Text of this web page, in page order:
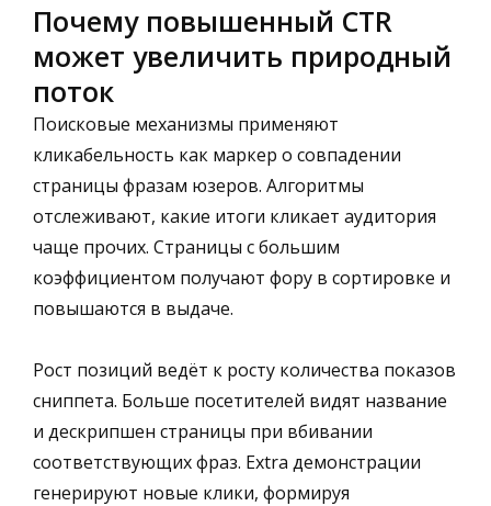
Почему повышенный CTR
может увеличить природный
поток
Поисковые механизмы применяют
кликабельность как маркер о совпадении
страницы фразам юзеров. Алгоритмы
отслеживают, какие итоги кликает аудитория
чаще прочих. Страницы с большим
коэффициентом получают фору в сортировке и
повышаются в выдаче.
Рост позиций ведёт к росту количества показов
сниппета. Больше посетителей видят название
и дескрипшен страницы при вбивании
соответствующих фраз. Extra демонстрации
генерируют новые клики, формируя